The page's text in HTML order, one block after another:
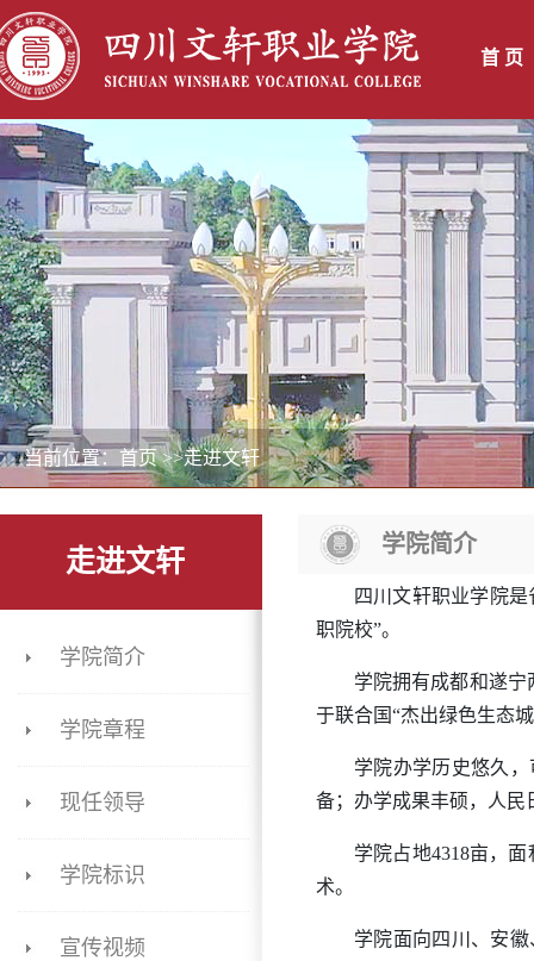
走进文轩
学院简介
学院章程
现任领导
学院标识
宣传视频
学院简介
四川文轩职业学院
职院校”。
学院拥有成都和遂宁
于联合国“杰出绿色生态
学院办学历史悠久
备；办学成果丰硕，人民
学院占地4318亩，
术。
学院面向四川 、 安徽
当前位置：首页>>走进文轩
首 页